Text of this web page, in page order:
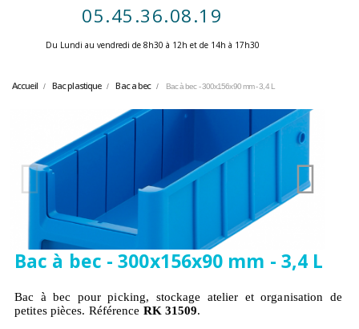
05.45.36.08.19
Du Lundi au vendredi de 8h30 à 12h et de 14h à 17h30 ​
Accueil Bac plastique Bac a bec Bac à bec - 300x156x90 mm - 3,4 L
Bac à bec - 300x156x90 mm - 3,4 L
Bac à bec pour picking, stockage atelier et organisation de
petites pièces. Référence RK 31509.